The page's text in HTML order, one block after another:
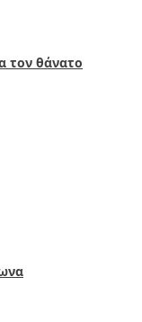
τον θάνατο